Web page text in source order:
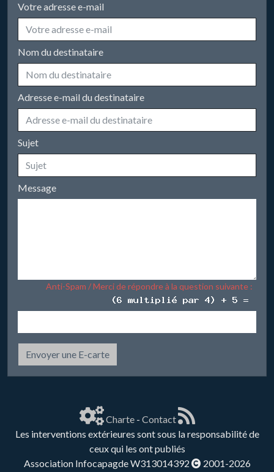
Votre adresse e-mail
Nom du destinataire
Adresse e-mail du destinataire
Sujet
Message
Anti-Spam / Merci de répondre à la question suivante :
Envoyer une E-carte
Charte- Contact
Les interventions extérieures sont sous la responsabilité de
ceux qui les ont publiés
Association Infocapagde W313014392
2001-2026